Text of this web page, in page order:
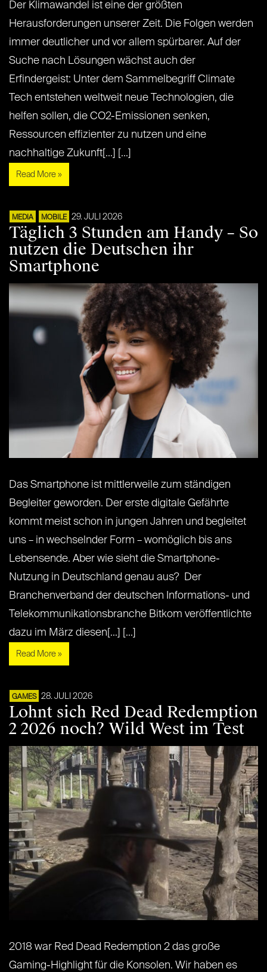
Der Klimawandel ist eine der größten
Herausforderungen unserer Zeit. Die Folgen werden
immer deutlicher und vor allem spürbarer. Auf der
Suche nach Lösungen wächst auch der
Erfindergeist: Unter dem Sammelbegriff Climate
Tech entstehen weltweit neue Technologien, die
helfen sollen, die CO2-Emissionen senken,
Ressourcen effizienter zu nutzen und eine
nachhaltige Zukunft[...] [...]
Read More »
MEDIA MOBILE 29. JULI 2026
Täglich 3 Stunden am Handy – So
nutzen die Deutschen ihr
Smartphone
Das Smartphone ist mittlerweile zum ständigen
Begleiter geworden. Der erste digitale Gefährte
kommt meist schon in jungen Jahren und begleitet
uns – in wechselnder Form – womöglich bis ans
Lebensende. Aber wie sieht die Smartphone-
Nutzung in Deutschland genau aus? Der
Branchenverband der deutschen Informations- und
Telekommunikationsbranche Bitkom veröffentlichte
dazu im März diesen[...] [...]
Read More »
GAMES 28. JULI 2026
Lohnt sich Red Dead Redemption
2 2026 noch? Wild West im Test
2018 war Red Dead Redemption 2 das große
Gaming-Highlight für die Konsolen. Wir haben es